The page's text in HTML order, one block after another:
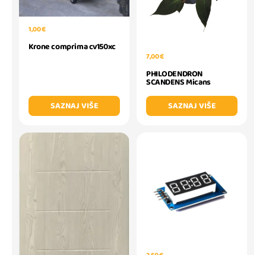
1,00 €
Krone comprima cv150xc
SAZNAJ VIŠE
7,00 €
PHILODENDRON
SCANDENS Micans
SAZNAJ VIŠE